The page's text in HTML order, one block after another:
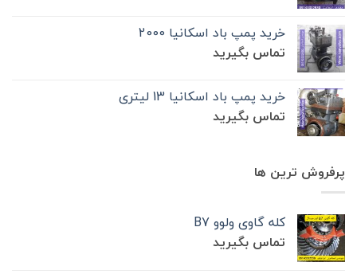
خرید پمپ باد اسکانیا 2000
تماس بگیرید
خرید پمپ باد اسکانیا 13 لیتری
تماس بگیرید
پرفروش ترین ها
کله گاوی ولوو B7
تماس بگیرید